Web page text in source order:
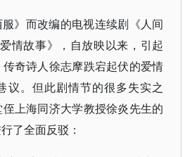
》而改编的电视连续剧《人间
情故事》，自放映以来，引起
奇诗人徐志摩跌宕起伏的爱情
议。但此剧情节的很多失实之
上海同济大学教授徐炎先生的
了全面反驳：